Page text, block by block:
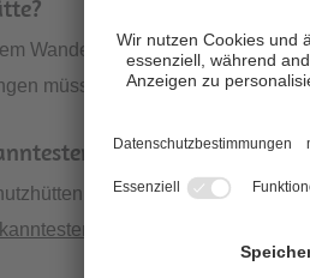
Wanderer nicht nur
müssen aber im Vorfeld
Schutzhütten in
zählen die
Hütten